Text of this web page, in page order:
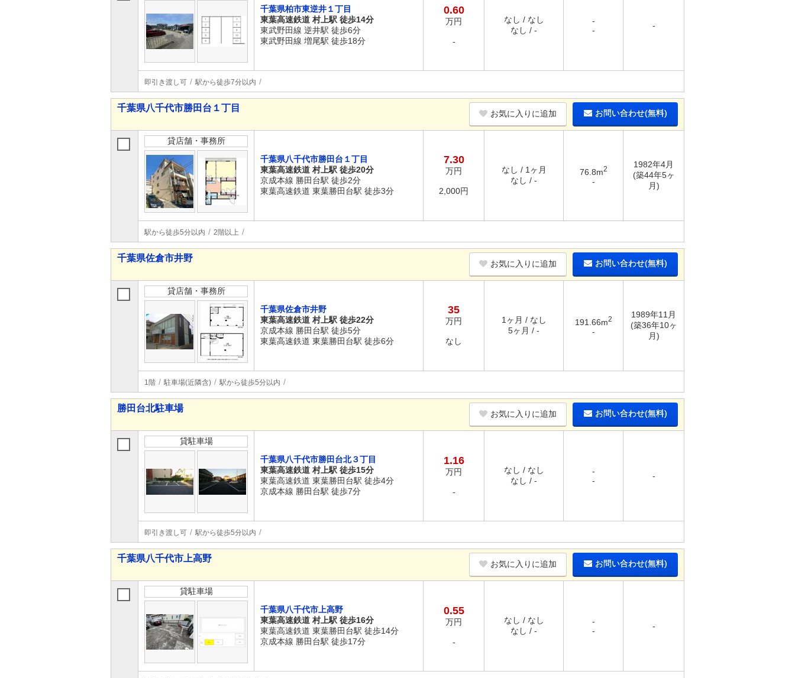
千葉県柏市東逆井１丁目
東葉高速鉄道 村上駅 徒歩14分
東武野田線 逆井駅 徒歩6分
東武野田線 増尾駅 徒歩18分
0.60
万円
-
なし / なし
なし / -
-
-
-
即引き渡し可 駅から徒歩7分以内
千葉県八千代市勝田台１丁目
お気に入りに追加 お問い合わせ(無料)
貸店舗・事務所
千葉県八千代市勝田台１丁目
東葉高速鉄道 村上駅 徒歩20分
京成本線 勝田台駅 徒歩2分
東葉高速鉄道 東葉勝田台駅 徒歩3分
7.30
万円
2,000円
なし / 1ヶ月
なし / -
76.8m2
-
1982年4月
(築44年5ヶ
月)
駅から徒歩5分以内 2階以上
千葉県佐倉市井野
お気に入りに追加 お問い合わせ(無料)
貸店舗・事務所
千葉県佐倉市井野
東葉高速鉄道 村上駅 徒歩22分
京成本線 勝田台駅 徒歩5分
東葉高速鉄道 東葉勝田台駅 徒歩6分
35
万円
なし
1ヶ月 / なし
5ヶ月 / -
191.66m2
-
1989年11月
(築36年10ヶ
月)
1階 駐車場(近隣含) 駅から徒歩5分以内
勝田台北駐車場
お気に入りに追加 お問い合わせ(無料)
貸駐車場
千葉県八千代市勝田台北３丁目
東葉高速鉄道 村上駅 徒歩15分
東葉高速鉄道 東葉勝田台駅 徒歩4分
京成本線 勝田台駅 徒歩7分
1.16
万円
-
なし / なし
なし / -
-
-
-
即引き渡し可 駅から徒歩5分以内
千葉県八千代市上高野
お気に入りに追加 お問い合わせ(無料)
貸駐車場
千葉県八千代市上高野
東葉高速鉄道 村上駅 徒歩16分
東葉高速鉄道 東葉勝田台駅 徒歩14分
京成本線 勝田台駅 徒歩17分
0.55
万円
-
なし / なし
なし / -
-
-
-